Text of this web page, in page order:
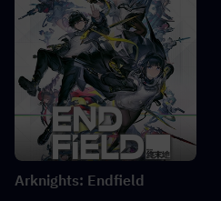
Arknights: Endfield